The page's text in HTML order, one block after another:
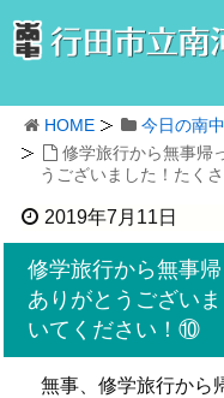
HOME
今日の南中
修学旅行から無事帰
うございました！たく
2019年7月11日
修学旅行から無事
ありがとうござい
いてください！⑩
無事、修学旅行から